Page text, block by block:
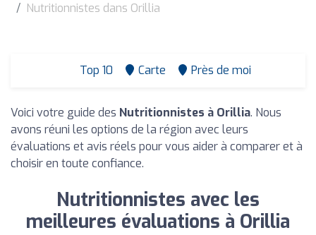
Nutritionnistes dans Orillia
Top 10 Carte Près de moi
Voici votre guide des Nutritionnistes à Orillia. Nous
avons réuni les options de la région avec leurs
évaluations et avis réels pour vous aider à comparer et à
choisir en toute confiance.
Nutritionnistes avec les
meilleures évaluations à Orillia